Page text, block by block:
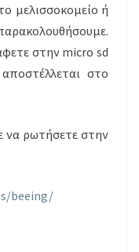
μελισσοκομείο ή
στην micro sd
στο
να ρωτήσετε στην
beeing/